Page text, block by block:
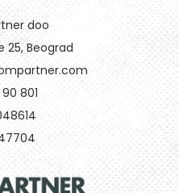
doo
25, Beograd
801